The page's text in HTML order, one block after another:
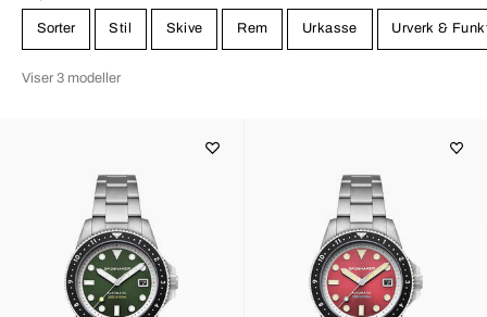
Sorter Stil Skive Rem Urkasse Urverk &
Viser 3 modeller